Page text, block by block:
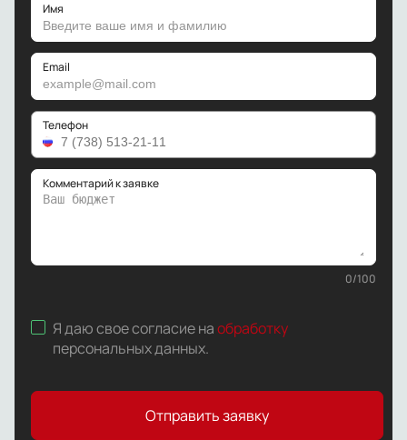
Имя
Email
Телефон
Комментарий к заявке
0/100
Я даю свое согласие наобработку
персональных данных.
Отправить заявку